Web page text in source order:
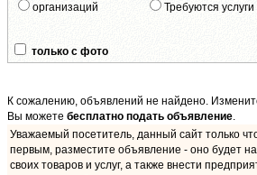
организаций
Требуются услуги
только с фото
К сожалению, объявлений не найдено.
Вы можете бесплатно подать объявление.
Уважаемый посетитель, данный сайт только
первым, разместите объявление - оно будет
своих товаров и услуг, а также внести